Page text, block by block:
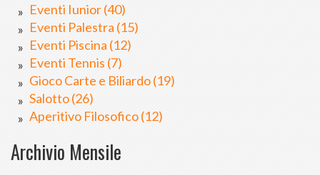
Eventi Iunior (40)
Eventi Palestra (15)
Eventi Piscina (12)
Eventi Tennis (7)
Gioco Carte e Biliardo (19)
Salotto (26)
Aperitivo Filosofico (12)
Archivio Mensile